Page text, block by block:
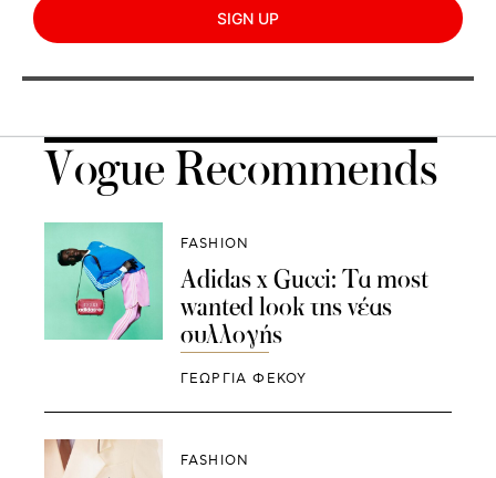
SIGN UP
Vogue Recommends
FASHION
Adidas x Gucci: Τα most
wanted look της νέας
συλλογής
ΓΕΩΡΓΙΑ ΦΕΚΟΥ
FASHION